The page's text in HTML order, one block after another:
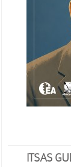
ITSAS